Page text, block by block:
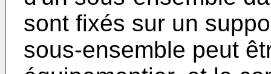
sont fixés sur un
sous-ensemble peut